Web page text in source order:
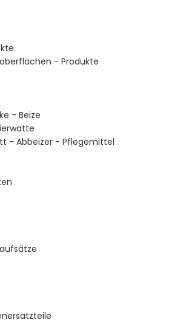
- Produkte
- Beize
- Abbeizer - Pflegemittel